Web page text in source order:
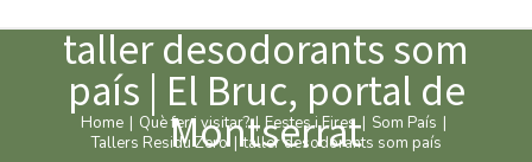
taller desodorants som
país | El Bruc, portal de
Montserrat
Home Què fer i visitar? | Festes i Fires Som País
Tallers Residu Zero
taller desodorants som país